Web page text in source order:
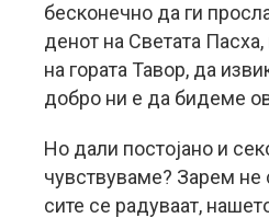
бесконечно да ги
денот на Светата Пасха,
на гората Тавор, да
добро ни е да бидеме
Но дали постојано и
чувствуваме? Зарем не
сите се радуваат,